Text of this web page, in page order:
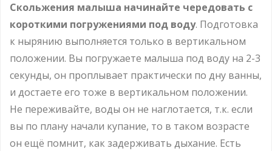
Скольжения малыша начинайте чередовать с
короткими погружениями под воду. Подготовка
к нырянию выполняется только в вертикальном
положении. Вы погружаете малыша под воду на 2-3
секунды, он проплывает практически по дну ванны,
и достаете его тоже в вертикальном положении.
Не переживайте, воды он не наглотается, т.к. если
вы по плану начали купание, то в таком возрасте
он ещё помнит, как задерживать дыхание. Есть